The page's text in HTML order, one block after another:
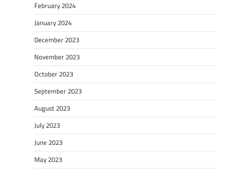
February 2024
January 2024
December 2023
November 2023
October 2023
September 2023
August 2023
July 2023
June 2023
May 2023